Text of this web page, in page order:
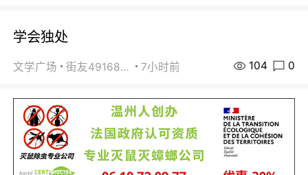
学会独处
文学广场 街友49168527 7小时前 104 0